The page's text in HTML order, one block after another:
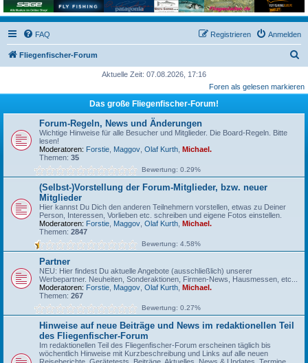
FAQ Anmelden
Registrieren
Fliegenfischer-Forum
c
Aktuelle Zeit: 07.08.2026, 17:16
Foren als gelesen markieren
Das große Fliegenfischer-Forum!
Forum-Regeln, News und Änderungen
Wichtige Hinweise für alle Besucher und Mitglieder. Die Board-Regeln. Bitte
lesen!
Moderatoren: Forstie Maggov Olaf Kurth
Michael.
Themen: 35
Bewertung: 0.29%
(Selbst-)Vorstellung der Forum-Mitglieder, bzw. neuer
Mitglieder
Hier kannst Du Dich den anderen Teilnehmern vorstellen, etwas zu Deiner
Person, Interessen, Vorlieben etc. schreiben und eigene Fotos einstellen.
Moderatoren: Forstie Maggov Olaf Kurth
Michael.
Themen: 2847
Bewertung: 4.58%
Partner
NEU: Hier findest Du aktuelle Angebote (ausschließlich) unserer
Werbepartner. Neuheiten, Sonderaktionen, Firmen-News, Hausmessen, etc...
Moderatoren: Forstie Maggov Olaf Kurth
Michael.
Themen: 267
Bewertung: 0.27%
Hinweise auf neue Beiträge und News im redaktionellen Teil
des Fliegenfischer-Forum
Im redaktionellen Teil des Fliegenfischer-Forum erscheinen täglich bis
wöchentlich Hinweise mit Kurzbeschreibung und Links auf alle neuen